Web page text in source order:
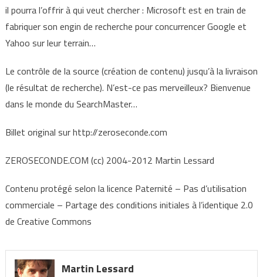
il pourra l’offrir à qui veut chercher : Microsoft est en train de
fabriquer son engin de recherche pour concurrencer Google et
Yahoo sur leur terrain…
Le contrôle de la source (création de contenu) jusqu’à la livraison
(le résultat de recherche). N’est-ce pas merveilleux? Bienvenue
dans le monde du SearchMaster…
Billet original sur http://zeroseconde.com
ZEROSECONDE.COM (cc) 2004-2012 Martin Lessard
Contenu protégé selon la licence Paternité – Pas d’utilisation
commerciale – Partage des conditions initiales à l’identique 2.0
de Creative Commons
Martin Lessard